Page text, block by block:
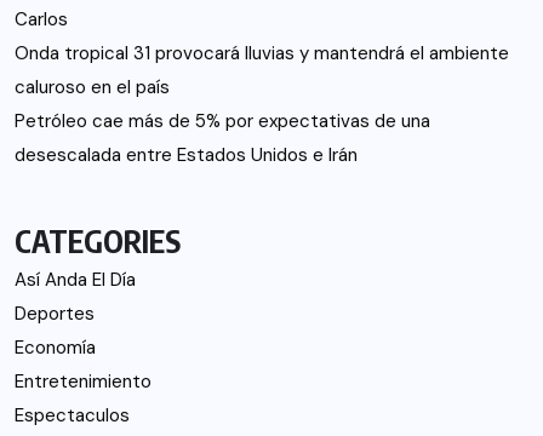
Carlos
Onda tropical 31 provocará lluvias y mantendrá el ambiente
caluroso en el país
Petróleo cae más de 5% por expectativas de una
desescalada entre Estados Unidos e Irán
CATEGORIES
Así Anda El Día
Deportes
Economía
Entretenimiento
Espectaculos